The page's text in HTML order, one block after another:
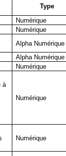
Type
Numérique
Numérique
Alpha Numérique
Alpha Numérique
Numérique
à
Numérique
Numérique